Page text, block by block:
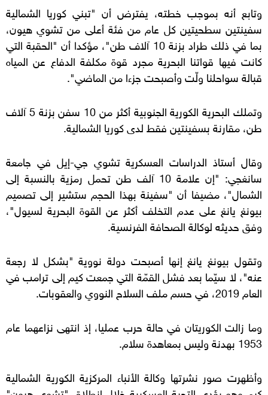
وتابع أنه بموجب خطته، يفترض أن "تبني كوريا الشمالية
سفينتين سطحيتين كل عام من فئة أعلى من تشوي هيون،
بما في ذلك طراد بزنة 10 آلاف طن"، مؤكدا أن "الحقبة التي
كانت فيها قواتنا البحرية مجرد قوة مكلفة الدفاع عن المياه
قبالة سواحلنا ولّت وأصبحت جزءا من الماضي".
وتملك البحرية الكورية الجنوبية أكثر من 10 سفن بزنة 5 آلاف
طن، مقارنة بسفينتين فقط لدى كوريا الشمالية.
وقال أستاذ الدراسات العسكرية تشوي جي-إيل في جامعة
سانغجي: "إن علامة 10 آلف طن تحمل رمزية بالنسبة إلى
الشمال"، مضيفا أن "سفينة بهذا الحجم ستشير إلى تصميم
بيونغ يانغ على عدم التخلف أكثر عن القوة البحرية لسيول"،
وفق حديثه لوكالة الصحافة الفرنسية.
وتقول بيونغ يانغ إنها أصبحت دولة نووية "بشكل لا رجعة
عنه"، لا سيّما بعد فشل القمّة التي جمعت كيم إلى ترامب في
العام 2019، في حسم ملف السلاح النووي والعقوبات.
وما زالت الكوريتان في حالة حرب عمليا، إذ انتهى نزاعهما عام
1953 بهدنة وليس بمعاهدة سلام.
وأظهرت صور نشرتها وكالة الأنباء المركزية الكورية الشمالية